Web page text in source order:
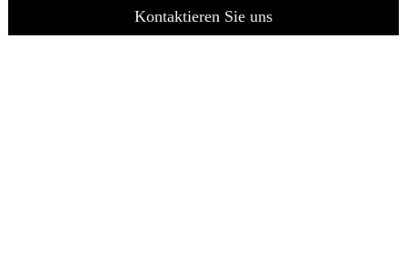
Kontaktieren Sie uns